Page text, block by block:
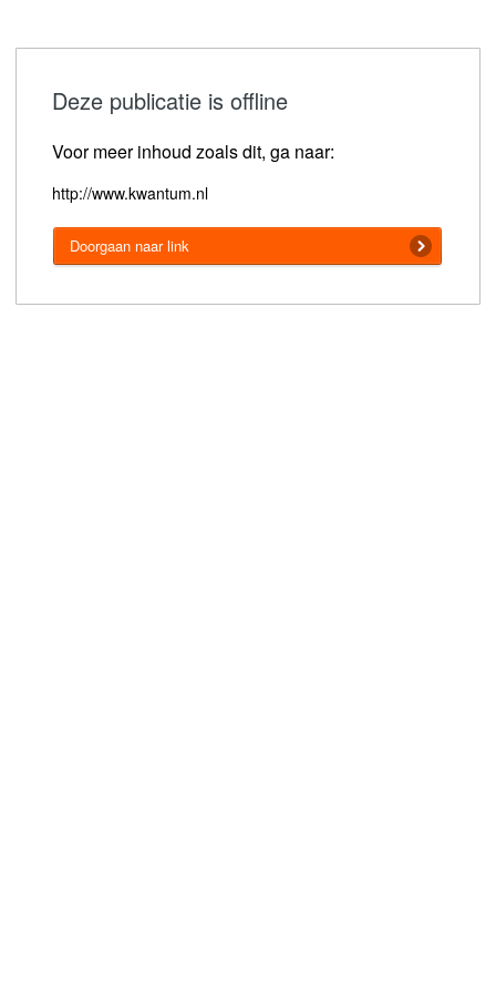
Deze publicatie is offline
Voor meer inhoud zoals dit, ga naar:
http://www.kwantum.nl
Doorgaan naar link